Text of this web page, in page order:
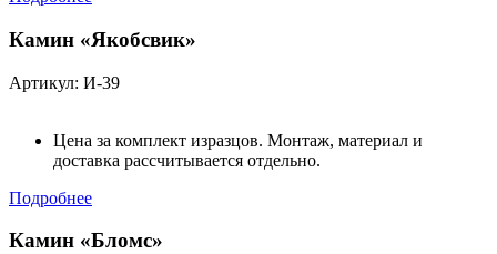
Камин «Якобсвик»
Артикул: И-39
Цена за комплект изразцов. Монтаж, материал и
доставка рассчитывается отдельно.
Подробнее
Камин «Бломс»